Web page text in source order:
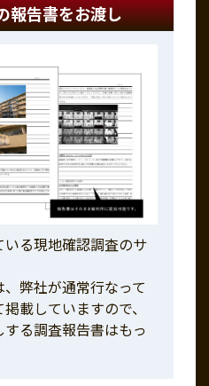
報告書をお渡し
る現地確認調査のサ
弊社が通常行なって
載していますので、
る調査報告書はもっ